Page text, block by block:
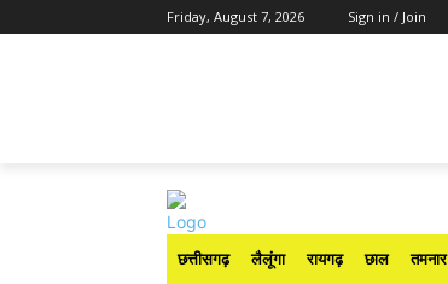
Friday, August 7, 2026 Sign in / Join
छत्तीसगढ़ लैलूंगा रायगढ़ छाल तमनार